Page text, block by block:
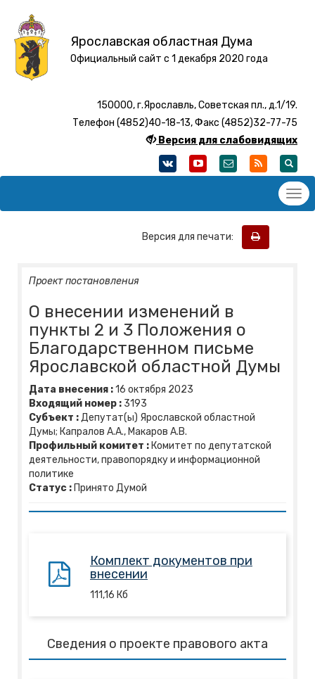
Ярославская областная Дума
Официальный сайт с 1 декабря 2020 года
150000, г.Ярославль, Советская пл., д.1/19.
Телефон (4852)40-18-13, Факс (4852)32-77-75
Версия для слабовидящих
Версия для печати:
Проект постановления
О внесении изменений в
пункты 2 и 3 Положения о
Благодарственном письме
Ярославской областной Думы
Дата внесения :16 октября 2023
Входящий номер : 3193
Субъект :Депутат(ы) Ярославской областной
Думы; Капралов А.А., Макаров А.В.
Профильный комитет : Комитет по депутатской
деятельности, правопорядку и информационной
политике
Статус : Принято Думой
Комплект документов при
внесении
111,16 Кб
Сведения о проекте правового акта